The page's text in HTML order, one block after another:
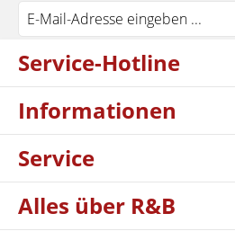
Service-Hotline
Informationen
Service
Alles über R&B